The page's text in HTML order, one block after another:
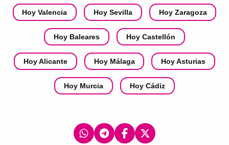
Hoy Valencia Hoy Sevilla Hoy Zaragoza
Hoy Baleares Hoy Castellón
Hoy Alicante Hoy Málaga Hoy Asturias
Hoy Murcia Hoy Cádiz